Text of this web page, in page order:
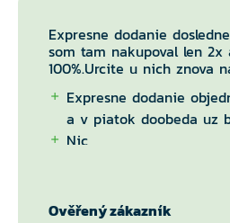
Expresne dodanie
som tam nakupoval len 2x
100%.Urcite u nich znova
Expresne dodanie
a v piatok doobeda uz
Nic
Ověřený zákazník